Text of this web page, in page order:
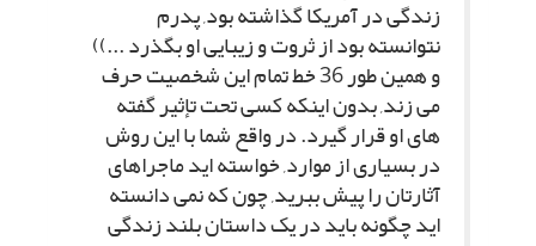
زندگى در آمریکا گذاشته بود, پدرم
نتوانسته بود از ثروت و زیبایى او بگذرد ...))
و همین طور 36 خط تمام این شخصیت حرف
مى زند, بدون اینکه کسى تحت تإثیر گفته
هاى او قرار گیرد. در واقع شما با این روش
در بسیارى از موارد, خواسته اید ماجراهاى
آثارتان را پیش ببرید, چون که نمى دانسته
اید چگونه باید در یک داستان بلند زندگى